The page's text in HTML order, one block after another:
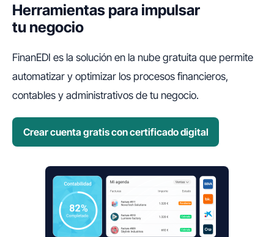
Herramientas para impulsar
tu negocio
FinanEDI es la solución en la nube gratuita que permite
automatizar y optimizar los procesos financieros,
contables y administrativos de tu negocio.
Crear cuenta gratis con certificado digital